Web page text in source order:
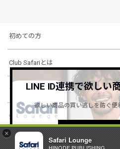
×
Safari Lounge
初めての方
Club Safariとは
ショッピングガイド
会社概要・規約
LINE ID連携で欲しい
欲しい商品の買い逃しを防ぐ便
詳しくはこ